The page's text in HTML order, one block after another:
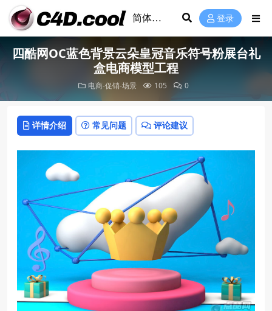
登录
四酷网OC蓝色背景云朵皇冠音乐符号粉展台礼
盒电商模型工程
电商-促销-场景 105 0
详情介绍 常见问题 评论建议